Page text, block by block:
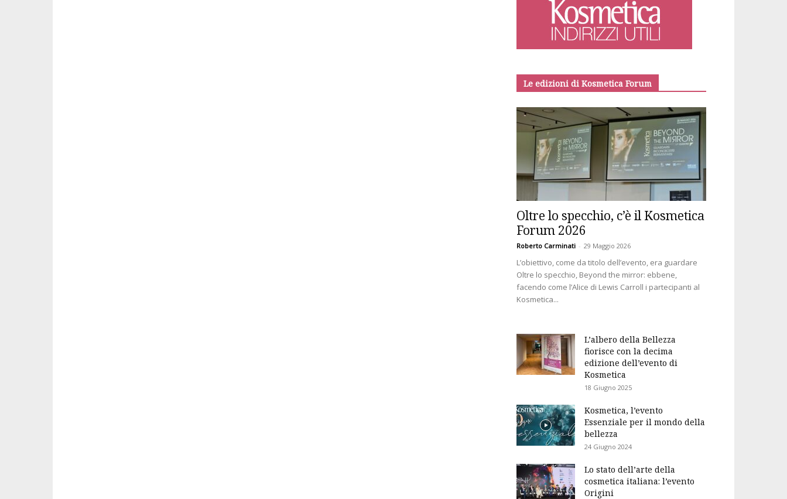
Le edizioni di Kosmetica Forum
Oltre lo specchio, c’è il Kosmetica
Forum 2026
Roberto Carminati - 29 Maggio 2026
L’obiettivo, come da titolo dell’evento, era guardare
Oltre lo specchio, Beyond the mirror: ebbene,
facendo come l’Alice di Lewis Carroll i partecipanti al
Kosmetica...
L’albero della Bellezza
fiorisce con la decima
edizione dell’evento di
Kosmetica
18 Giugno 2025
Kosmetica, l’evento
Essenziale per il mondo della
bellezza
24 Giugno 2024
Lo stato dell’arte della
cosmetica italiana: l’evento
Origini